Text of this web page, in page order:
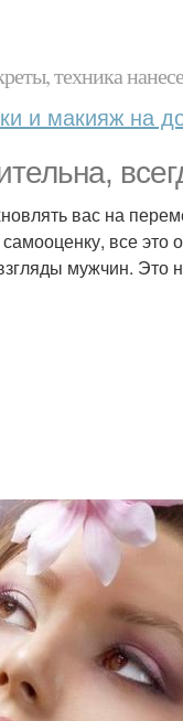
техника
и макияж на
вас на
все
мужчин. Это